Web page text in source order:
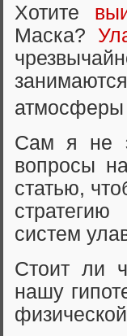
Хотите
Маска?
атмосферы
Сам я не
вопросы
статью,
систем
Стоит ли
нашу